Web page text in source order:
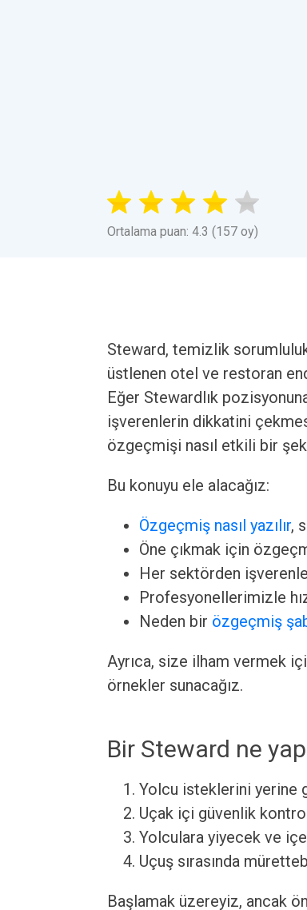
Ortalama puan: 4.3 (157 oy)
Steward, temizlik
üstlenen otel ve restoran
Eğer Stewardlık
işverenlerin dikkatini
özgeçmişi nasıl etkili bir
Bu konuyu ele alacağız:
Özgeçmiş nasıl yazılır,
Öne çıkmak için
Her sektörden
Profesyonellerimizle
Neden bir özgeçmiş
Ayrıca, size ilham vermek
örnekler sunacağız.
Bir Steward ne
Yolcu isteklerini yerine
Uçak içi güvenlik
Yolculara yiyecek ve
Uçuş sırasında
Başlamak üzereyiz, ancak